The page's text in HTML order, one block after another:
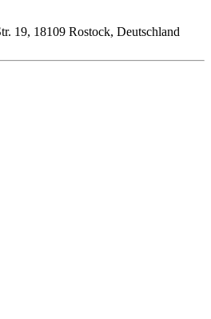
19, 18109 Rostock, Deutschland